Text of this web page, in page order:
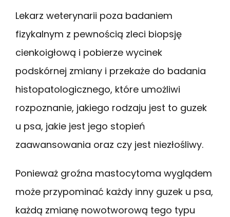
Lekarz weterynarii poza badaniem
fizykalnym z pewnością zleci biopsję
cienkoigłową i pobierze wycinek
podskórnej zmiany i przekaże do badania
histopatologicznego, które umożliwi
rozpoznanie, jakiego rodzaju jest to guzek
u psa, jakie jest jego stopień
zaawansowania oraz czy jest niezłośliwy.
Ponieważ groźna mastocytoma wyglądem
może przypominać każdy inny guzek u psa,
każdą zmianę nowotworową tego typu